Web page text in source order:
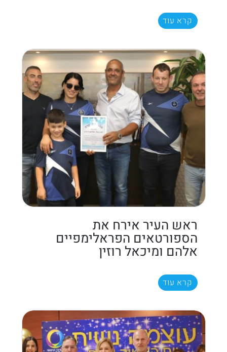
קרא עוד
ראש העיר אירח את
הספורטאים הפראלימפיים
אלהם ומיכאל רוזין
קרא עוד